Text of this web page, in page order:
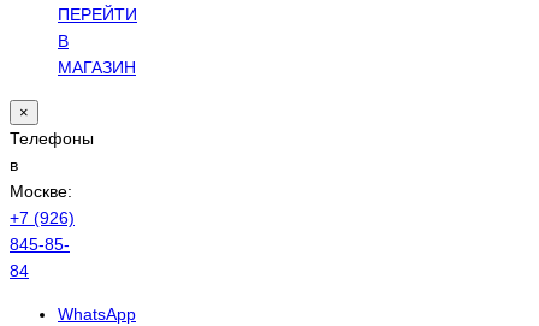
ПЕРЕЙТИ
В
МАГАЗИН
×
Телефоны
в
Москве:
+7 (926)
845-85-
84
WhatsApp